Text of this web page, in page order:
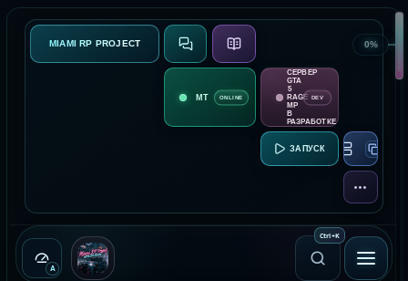
MIAMI RP PROJECT О ПРОЕКТЕ
ONLINE
СЕРВЕР
GTA
5
RAGE
MP
В
РАЗРАБОТКЕ
DEV
RAGE
ЕЩЁ
Ctrl+K
A
0%